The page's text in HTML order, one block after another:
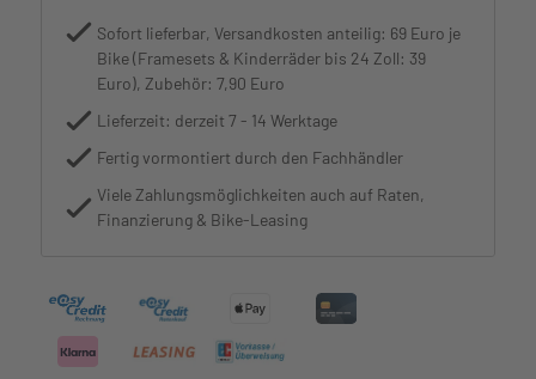
Sofort lieferbar, Versandkosten anteilig: 69 Euro je
Bike (Framesets & Kinderräder bis 24 Zoll: 39
Euro), Zubehör: 7,90 Euro
Lieferzeit: derzeit 7 - 14 Werktage
Fertig vormontiert durch den Fachhändler
Viele Zahlungsmöglichkeiten auch auf Raten,
Finanzierung & Bike-Leasing